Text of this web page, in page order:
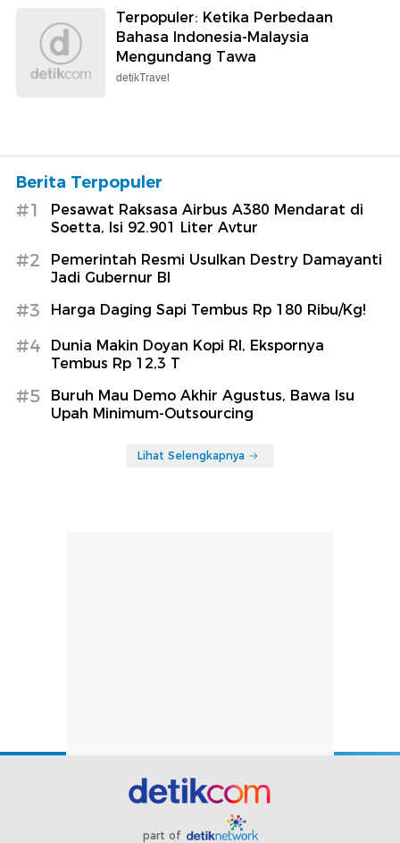
Terpopuler: Ketika Perbedaan
Bahasa Indonesia-Malaysia
Mengundang Tawa
detikTravel
Berita Terpopuler
#1
Pesawat Raksasa Airbus A380 Mendarat di
Soetta, Isi 92.901 Liter Avtur
#2
Pemerintah Resmi Usulkan Destry Damayanti
Jadi Gubernur BI
#3 Harga Daging Sapi Tembus Rp 180 Ribu/Kg!
#4
Dunia Makin Doyan Kopi RI, Ekspornya
Tembus Rp 12,3 T
#5
Buruh Mau Demo Akhir Agustus, Bawa Isu
Upah Minimum-Outsourcing
Lihat Selengkapnya
part of